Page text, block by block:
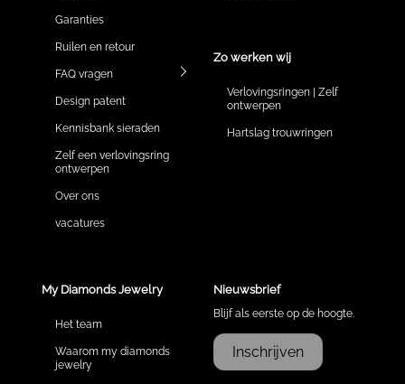
Garanties
Ruilen en retour
FAQ vragen
Design patent
Kennisbank sieraden
Zelf een verlovingsring
ontwerpen
Over ons
vacatures
Zo werken wij
Verlovingsringen | Zelf
ontwerpen
Hartslag trouwringen
My Diamonds Jewelry
Het team
Waarom my diamonds
jewelry
Nieuwsbrief
Blijf als eerste op de hoogte.
Inschrijven